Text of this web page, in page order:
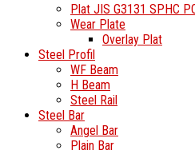
Plat JIS G3131 SPHC
Wear Plate
Overlay Plat
Steel Profil
WF Beam
H Beam
Steel Rail
Steel Bar
Angel Bar
Plain Bar